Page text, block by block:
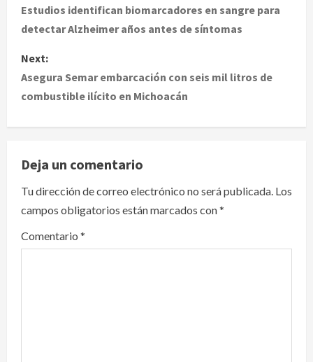
o
t
n
a
v
i
g
a
Estudios identifican biomarcadores en sangre para
detectar Alzheimer años antes de síntomas
Next:
Asegura Semar embarcación con seis mil litros de
combustible ilícito en Michoacán
Deja un comentario
Tu dirección de correo electrónico no será publicada. Los
campos obligatorios están marcados con*
Comentario *